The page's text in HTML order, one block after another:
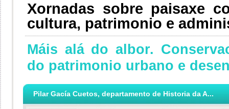
Xornadas sobre paisaxe
cultura, patrimonio e
Máis alá do albor.
do patrimonio urbano e
Pilar Gacía Cuetos, departamento de Historia da A...